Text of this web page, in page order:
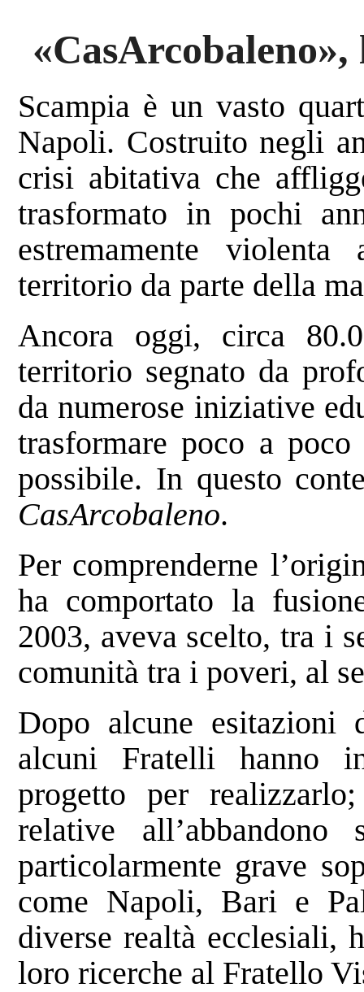
«CasArcobaleno»,
Scampia è un vasto
Napoli. Costruito negli
crisi abitativa che
trasformato in pochi
estremamente
territorio da parte della
Ancora oggi, circa
territorio segnato da
da numerose iniziative
trasformare poco a
possibile. In questo
CasArcobaleno.
Per comprenderne
ha comportato la
2003, aveva scelto, tra i
comunità tra i poveri, al
Dopo alcune esitazioni
alcuni Fratelli hanno
progetto per
relative
particolarmente grave
come Napoli, Bari e
diverse realtà ecclesiali,
loro ricerche al Fratello